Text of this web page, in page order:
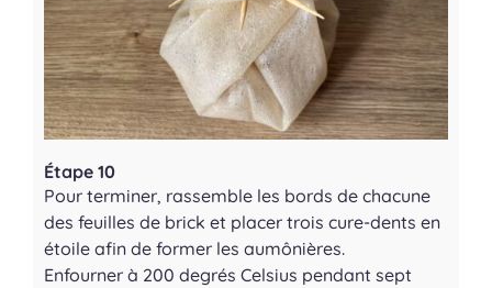
Étape 10
Pour terminer, rassemble les bords de chacune
des feuilles de brick et placer trois cure-dents en
étoile afin de former les aumônières.
Enfourner à 200 degrés Celsius pendant sept